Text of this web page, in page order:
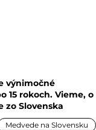
výnimočné
15 rokoch. Vieme, o
zo Slovenska
Medvede na Slovensku